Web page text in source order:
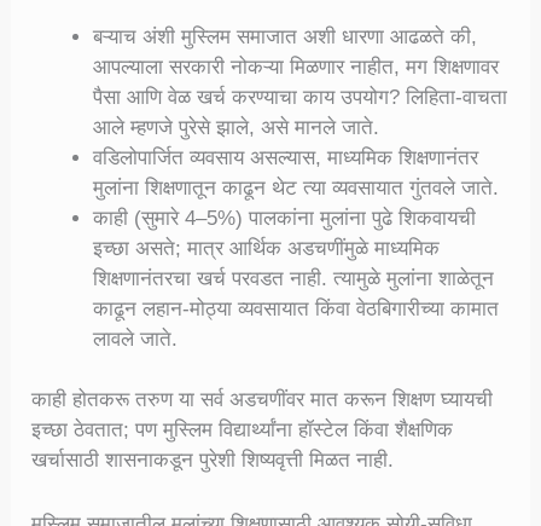
बऱ्याच अंशी मुस्लिम समाजात अशी धारणा आढळते की,
आपल्याला सरकारी नोकऱ्या मिळणार नाहीत, मग शिक्षणावर
पैसा आणि वेळ खर्च करण्याचा काय उपयोग? लिहिता-वाचता
आले म्हणजे पुरेसे झाले, असे मानले जाते.
वडिलोपार्जित व्यवसाय असल्यास, माध्यमिक शिक्षणानंतर
मुलांना शिक्षणातून काढून थेट त्या व्यवसायात गुंतवले जाते.
काही (सुमारे 4–5%) पालकांना मुलांना पुढे शिकवायची
इच्छा असते; मात्र आर्थिक अडचणींमुळे माध्यमिक
शिक्षणानंतरचा खर्च परवडत नाही. त्यामुळे मुलांना शाळेतून
काढून लहान-मोठ्या व्यवसायात किंवा वेठबिगारीच्या कामात
लावले जाते.
काही होतकरू तरुण या सर्व अडचणींवर मात करून शिक्षण घ्यायची
इच्छा ठेवतात; पण मुस्लिम विद्यार्थ्यांना हॉस्टेल किंवा शैक्षणिक
खर्चासाठी शासनाकडून पुरेशी शिष्यवृत्ती मिळत नाही.